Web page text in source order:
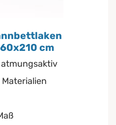
cm
atmungsaktiv
Materialien